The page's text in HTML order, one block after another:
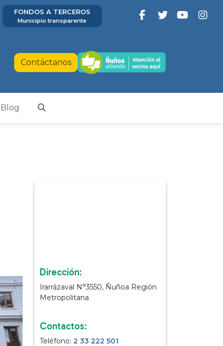
FONDOS A TERCEROS
Municipio transparente
Contáctanos
Blog
Dirección:
Irarrázaval N°3550, Ñuñoa Región
Metropolitana
Contactos:
Teléfono: 2 33 222 501